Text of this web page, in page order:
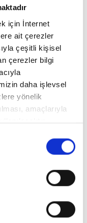
için İnternet
ait çerezler
çeşitli kişisel
çerezler bilgi
daha işlevsel
yönelik
amaçlarıyla
ilişkin detaylı bilgi
Bilgilendirme
Kanunu uyarınca
ile ilgili daha
Armani’den